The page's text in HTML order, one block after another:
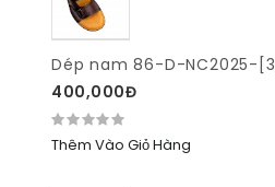
Dép nam 86-D-NC2025-[3]
400,000Đ
Thêm Vào Giỏ Hàng